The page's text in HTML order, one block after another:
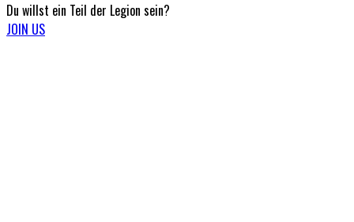
Du willst ein Teil der Legion sein?
JOIN US